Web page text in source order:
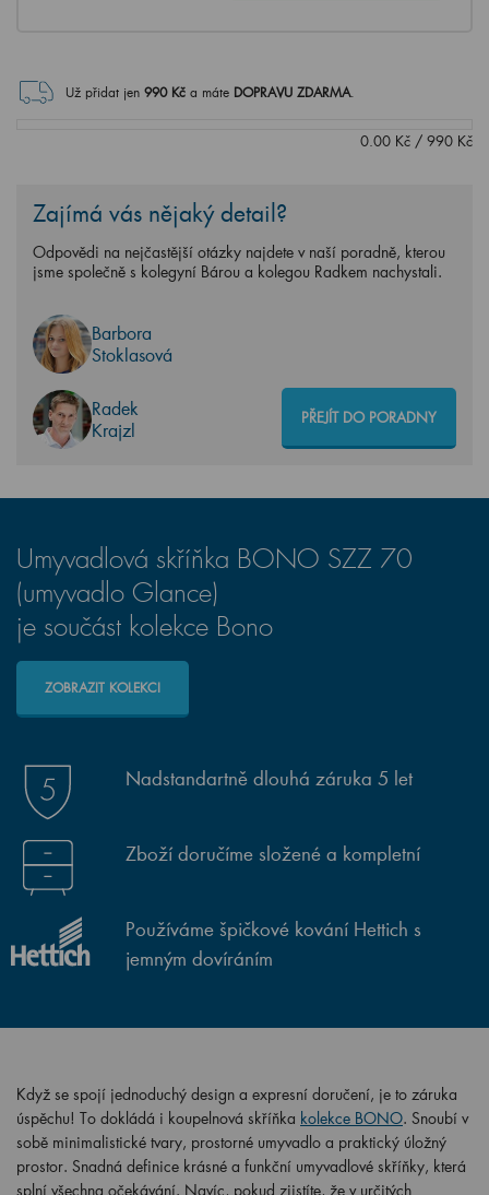
Už přidat jen 990Kč a máte DOPRAVU ZDARMA.
0.00 Kč / 990 Kč
Zajímá vás nějaký detail?
Odpovědi na nejčastější otázky najdete v naší poradně, kterou
jsme společně s kolegyní Bárou a kolegou Radkem nachystali.
Barbora
Stoklasová
Radek
Krajzl
PŘEJÍT DO PORADNY
Umyvadlová skříňka BONO SZZ 70
(umyvadlo Glance)
je součást kolekce Bono
ZOBRAZIT KOLEKCI
Nadstandartně dlouhá záruka 5 let
Zboží doručíme složené a kompletní
Používáme špičkové kování Hettich s
jemným dovíráním
Když se spojí jednoduchý design a expresní doručení, je to záruka
úspěchu! To dokládá i koupelnová skříňka kolekce BONO. Snoubí v
sobě minimalistické tvary, prostorné umyvadlo a praktický úložný
prostor. Snadná definice krásné a funkční umyvadlové skříňky, která
splní všechna očekávání. Navíc, pokud zjistíte, že v určitých